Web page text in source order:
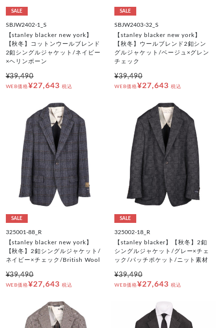
SALE
SBJW2402-1_S
【stanley blacker new york】
【秋冬】コットンウールブレンド
2釦シングルジャケット/ネイビー
×ヘリンボーン
¥39,490
WEB価格¥27,643 税込
SALE
SBJW2403-32_S
【stanley blacker new york】
【秋冬】ウールブレンド2釦シン
グルジャケット/ベージュ×グレン
チェック
¥39,490
WEB価格¥27,643 税込
SALE
325001-88_R
【stanley blacker new york】
【秋冬】2釦シングルジャケット/
ネイビー×チェック/British Wool
¥39,490
WEB価格¥27,643 税込
SALE
325002-18_R
【stanley blacker】【秋冬】2釦
シングルジャケット/グレー×チェ
ック/パッチポケット/ニット素材
¥39,490
WEB価格¥27,643 税込